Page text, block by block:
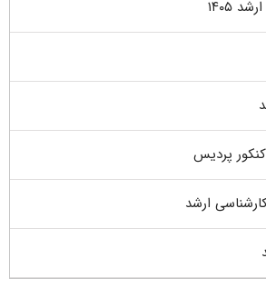
۱۴۰۵
پردیس
ارشد